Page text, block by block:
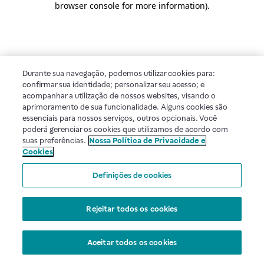
browser console for more information).
Durante sua navegação, podemos utilizar cookies para:
confirmar sua identidade; personalizar seu acesso; e
acompanhar a utilização de nossos websites, visando o
aprimoramento de sua funcionalidade. Alguns cookies são
essenciais para nossos serviços, outros opcionais. Você
poderá gerenciar os cookies que utilizamos de acordo com
suas preferências. Nossa Política de Privacidade e
Cookies
Definições de cookies
Rejeitar todos os cookies
Aceitar todos os cookies